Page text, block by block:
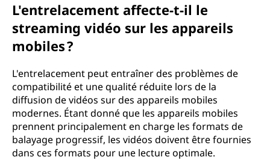
L'entrelacement affecte-t-il le
streaming vidéo sur les appareils
mobiles ?
L'entrelacement peut entraîner des problèmes de
compatibilité et une qualité réduite lors de la
diffusion de vidéos sur des appareils mobiles
modernes. Étant donné que les appareils mobiles
prennent principalement en charge les formats de
balayage progressif, les vidéos doivent être fournies
dans ces formats pour une lecture optimale.